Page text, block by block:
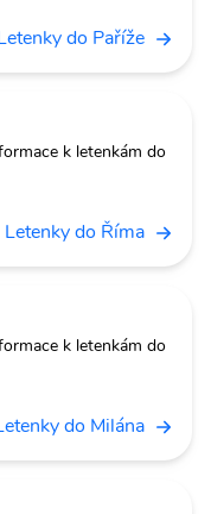
do Paříže
k letenkám do
Letenky do Říma
k letenkám do
do Milána